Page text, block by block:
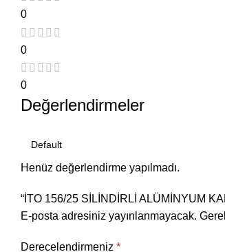
0
0
0
Değerlendirmeler
Henüz değerlendirme yapılmadı.
“İTO 156/25 SİLİNDİRLİ ALÜMİNYUM
E-posta adresiniz yayınlanmayacak.
Derecelendirmeniz *